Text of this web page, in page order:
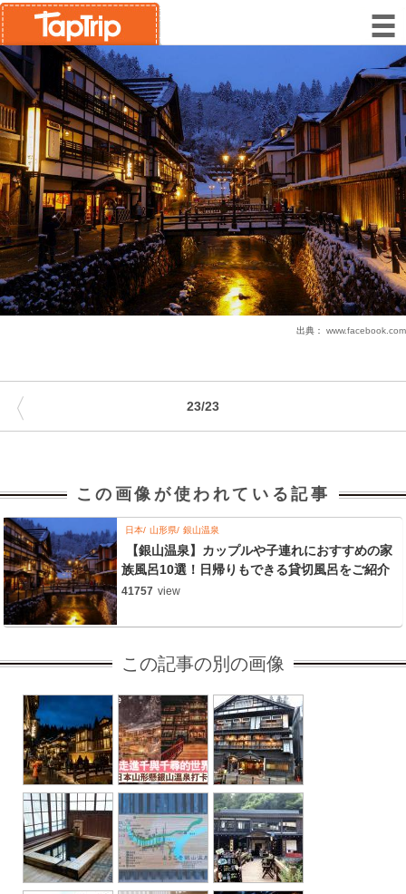
出典： www.facebook.com
23/23
〈
この画像が使われている記事
日本 山形県 銀山温泉
【銀山温泉】カップルや子連れにおすすめの家
族風呂10選！日帰りもできる貸切風呂をご紹介
41757 view
この記事の別の画像